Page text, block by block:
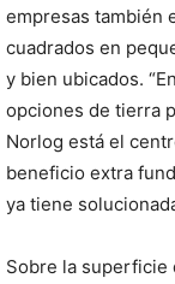
empresas también
cuadrados en
y bien ubicados.
opciones de tierra
Norlog está el
beneficio extra
ya tiene
Sobre la superficie